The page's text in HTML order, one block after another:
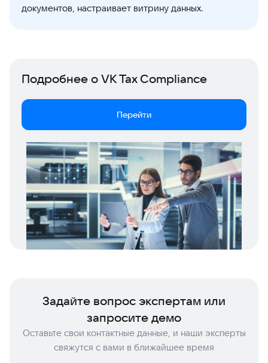
документов, настраивает витрину данных.
Подробнее о VK Tax Compliance
Перейти
Задайте вопрос экспертам или
запросите демо
Оставьте свои контактные данные, и наши эксперты
свяжутся с вами в ближайшее время